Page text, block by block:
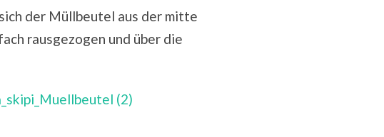
der Müllbeutel aus der mitte
rausgezogen und über die